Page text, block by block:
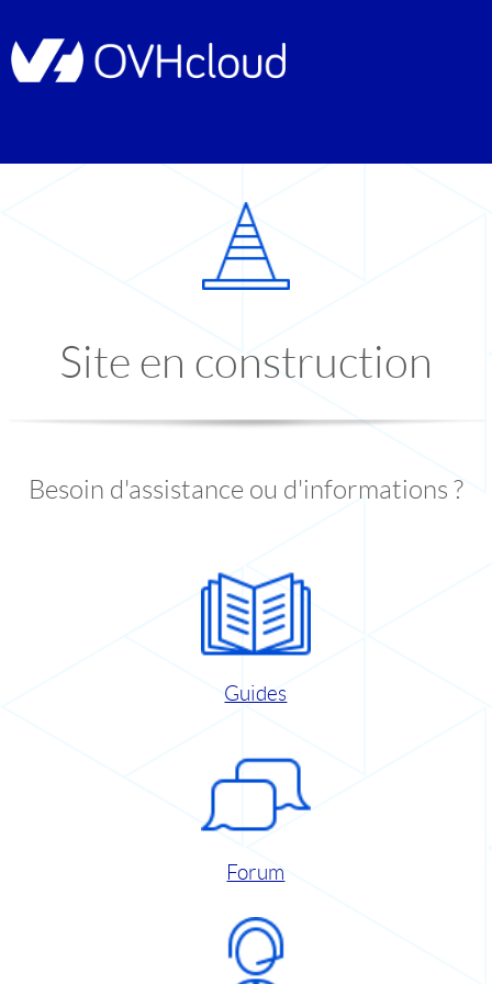
Site en construction
Besoin d'assistance ou d'informations ?
Guides
Forum